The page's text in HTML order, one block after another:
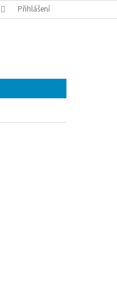
REKLAMACE
Přihlášení